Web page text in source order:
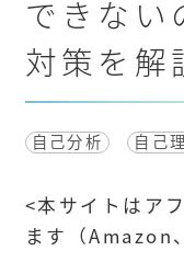
できない
対策を解
自己分析 自己
<本サイトはア
ます（Amazon